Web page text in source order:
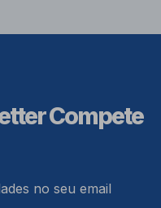
Compete
no seu email